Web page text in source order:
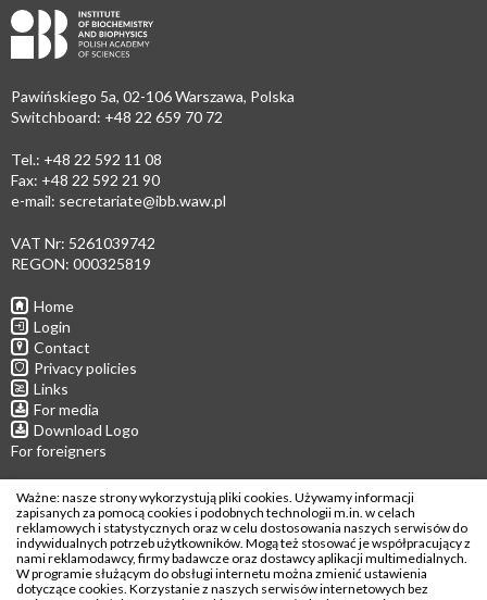
Pawińskiego 5a, 02-106 Warszawa, Polska
Switchboard: +48 22 659 70 72
Tel.: +48 22 592 11 08
Fax: +48 22 592 21 90
e-mail: secretariate@ibb.waw.pl
VAT Nr: 5261039742
REGON: 000325819
Home
Login
Contact
Privacy policies
Links
For media
Download Logo
For foreigners
Follow us
Copyright © 2026
Ważne: nasze strony wykorzystują pliki cookies. Używamy informacji
zapisanych za pomocą cookies i podobnych technologii m.in. w celach
reklamowych i statystycznych oraz w celu dostosowania naszych serwisów do
indywidualnych potrzeb użytkowników. Mogą też stosować je współpracujący z
nami reklamodawcy, firmy badawcze oraz dostawcy aplikacji multimedialnych.
W programie służącym do obsługi internetu można zmienić ustawienia
dotyczące cookies. Korzystanie z naszych serwisów internetowych bez